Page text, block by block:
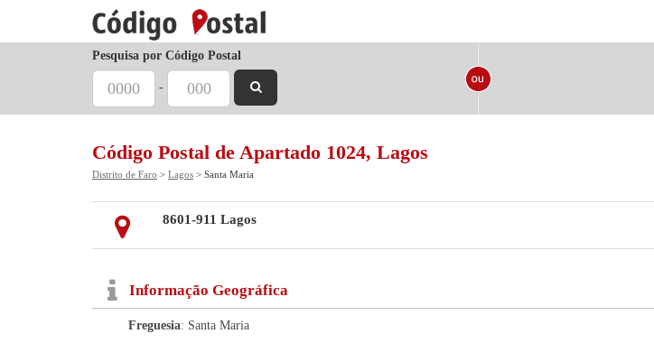
Pesquisa por Código Postal
-
Código Postal de Apartado 1024, Lagos
Distrito de Faro > Lagos > Santa Maria
8601-911 Lagos
Informação Geográfica
Freguesia: Santa Maria